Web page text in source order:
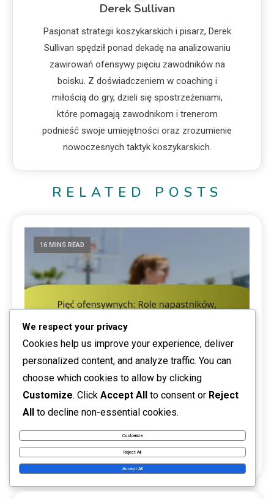
Derek Sullivan
Pasjonat strategii koszykarskich i pisarz, Derek
Sullivan spędził ponad dekadę na analizowaniu
zawirowań ofensywy pięciu zawodników na
boisku. Z doświadczeniem w coaching i
miłością do gry, dzieli się spostrzeżeniami,
które pomagają zawodnikom i trenerom
podnieść swoje umiejętności oraz zrozumienie
nowoczesnych taktyk koszykarskich.
RELATED POSTS
16 MINS READ
Pięć ofensywnych: Role napastników,
zestawienia defensywne, pozycjonowanie
Pozycjonowanie graczy w ofensywie Five Out
10/02/2026
Derek Sullivan
0
We respect your privacy
Cookies help us improve your experience, deliver
personalized content, and analyze traffic. You can
choose which cookies to allow by clicking
Customize. Click Accept All to consent or Reject
All to decline non-essential cookies.
Customize
Reject All
Accept All